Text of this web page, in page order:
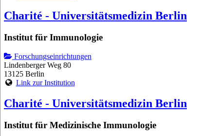
Charité - Universitätsmedizin Berlin
Institut für Immunologie
Forschungseinrichtungen
Lindenberger Weg 80
13125 Berlin
Link zur Institution
Charité - Universitätsmedizin Berlin
Institut für Medizinische Immunologie